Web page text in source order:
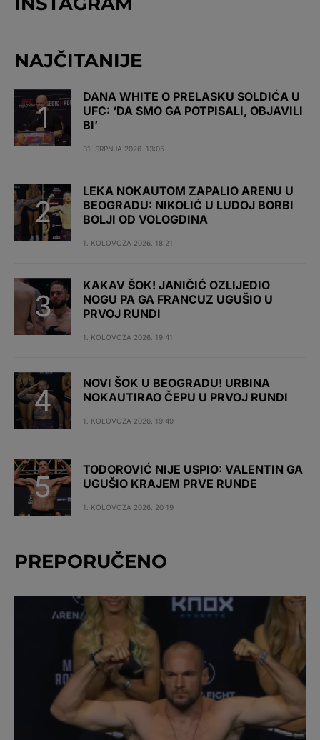
NAJČITANIJE
DANA WHITE O PRELASKU SOLDIĆA U
UFC: ‘DA SMO GA POTPISALI, OBJAVILI
BI’
31. SRPNJA 2026. 13:05
LEKA NOKAUTOM ZAPALIO ARENU U
BEOGRADU: NIKOLIĆ U LUDOJ BORBI
BOLJI OD VOLOGDINA
1. KOLOVOZA 2026. 18:21
KAKAV ŠOK! JANIČIĆ OZLIJEDIO
NOGU PA GA FRANCUZ UGUŠIO U
PRVOJ RUNDI
1. KOLOVOZA 2026. 19:41
NOVI ŠOK U BEOGRADU! URBINA
NOKAUTIRAO ČEPU U PRVOJ RUNDI
1. KOLOVOZA 2026. 19:49
TODOROVIĆ NIJE USPIO: VALENTIN GA
UGUŠIO KRAJEM PRVE RUNDE
1. KOLOVOZA 2026. 20:19
PREPORUČENO